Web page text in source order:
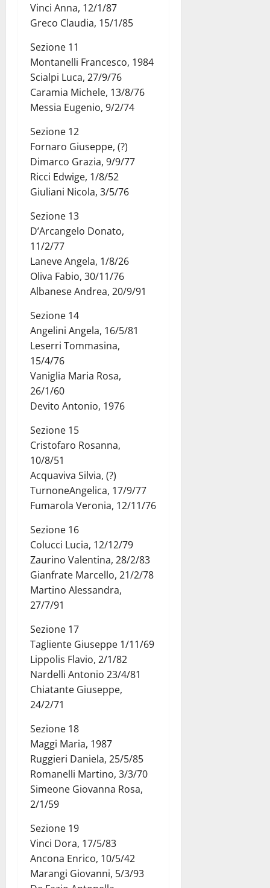
Vinci Anna, 12/1/87
Greco Claudia, 15/1/85
Sezione 11
Montanelli Francesco, 1984
Scialpi Luca, 27/9/76
Caramia Michele, 13/8/76
Messia Eugenio, 9/2/74
Sezione 12
Fornaro Giuseppe, (?)
Dimarco Grazia, 9/9/77
Ricci Edwige, 1/8/52
Giuliani Nicola, 3/5/76
Sezione 13
D’Arcangelo Donato,
11/2/77
Laneve Angela, 1/8/26
Oliva Fabio, 30/11/76
Albanese Andrea, 20/9/91
Sezione 14
Angelini Angela, 16/5/81
Leserri Tommasina,
15/4/76
Vaniglia Maria Rosa,
26/1/60
Devito Antonio, 1976
Sezione 15
Cristofaro Rosanna,
10/8/51
Acquaviva Silvia, (?)
TurnoneAngelica, 17/9/77
Fumarola Veronia, 12/11/76
Sezione 16
Colucci Lucia, 12/12/79
Zaurino Valentina, 28/2/83
Gianfrate Marcello, 21/2/78
Martino Alessandra,
27/7/91
Sezione 17
Tagliente Giuseppe 1/11/69
Lippolis Flavio, 2/1/82
Nardelli Antonio 23/4/81
Chiatante Giuseppe,
24/2/71
Sezione 18
Maggi Maria, 1987
Ruggieri Daniela, 25/5/85
Romanelli Martino, 3/3/70
Simeone Giovanna Rosa,
2/1/59
Sezione 19
Vinci Dora, 17/5/83
Ancona Enrico, 10/5/42
Marangi Giovanni, 5/3/93